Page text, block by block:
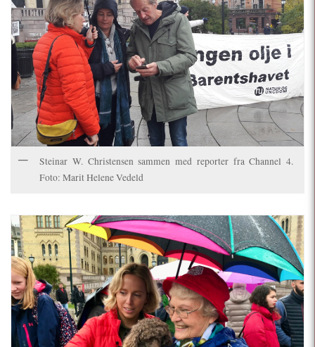
Steinar W. Christensen sammen med reporter fra Channel 4.
Foto: Marit Helene Vedeld